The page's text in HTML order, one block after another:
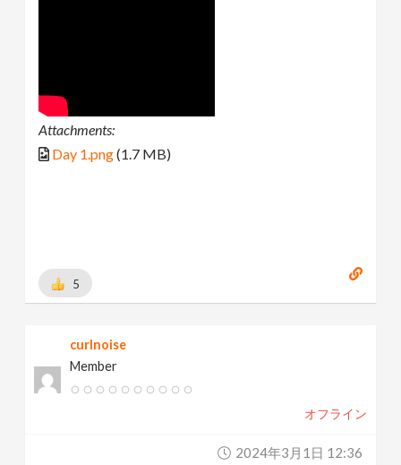
Attachments:
Day 1.png(1.7 MB)
5
curlnoise
Member
オフライン
2024年3月1日 12:36